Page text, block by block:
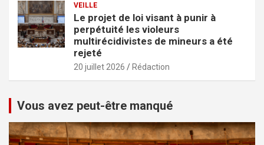
VEILLE
Le projet de loi visant à punir à
perpétuité les violeurs
multirécidivistes de mineurs a été
rejeté
20 juillet 2026 Rédaction
Vous avez peut-être manqué